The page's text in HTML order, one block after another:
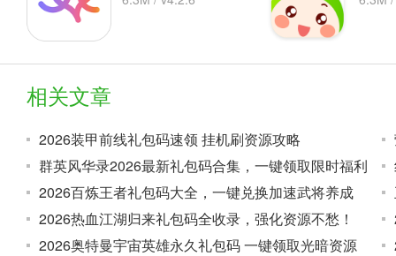
相关文章
2026装甲前线礼包码速领 挂机刷资源攻略
群英风华录2026最新礼包码合集，一键领取限时福利
2026百炼王者礼包码大全，一键兑换加速武将养成
2026热血江湖归来礼包码全收录，强化资源不愁！
2026奥特曼宇宙英雄永久礼包码 一键领取光暗资源